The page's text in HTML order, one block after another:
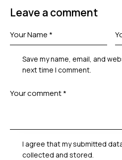
Leave a comment
Save my name, email, and
next time I comment.
I agree that my submitted
collected and stored.